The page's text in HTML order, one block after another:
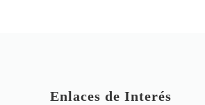
Enlaces de Interés